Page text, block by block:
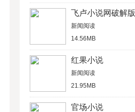
飞卢小说网破解版
新闻阅读
14.56MB
红果小说
新闻阅读
21.95MB
官场小说